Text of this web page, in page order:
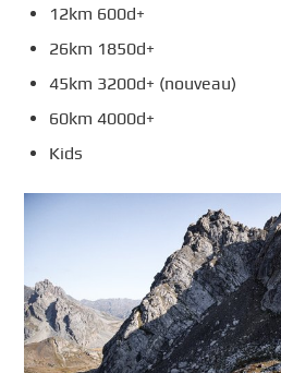
12km 600d+
26km 1850d+
45km 3200d+ (nouveau)
60km 4000d+
Kids